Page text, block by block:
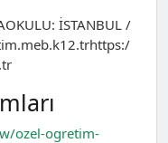
İSTANBUL /
ozel-ogretim-